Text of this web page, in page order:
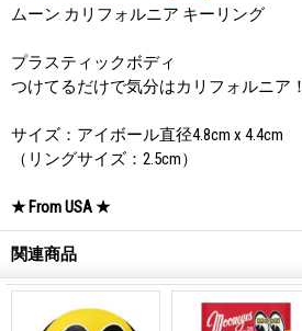
ムーン カリフォルニア キーリング
プラスティックボディ
つけてるだけで気分はカリフォルニア！
サイズ：アイボール直径4.8cm x 4.4cm
（リングサイズ：2.5cm）
★ From USA ★
関連商品